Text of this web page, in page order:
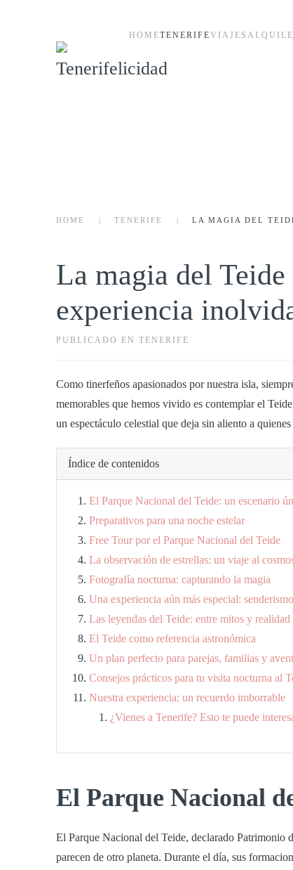
Skip to main content HOMETENERIFEVIAJES
HOME TENERIFE LA MAGIA DEL
La magia del
experiencia
PUBLICADO EN TENERIFE
Como tinerfeños apasionados por nuestra isla,
memorables que hemos vivido es contemplar el
un espectáculo celestial que deja sin aliento a
Índice de contenidos
El Parque Nacional del Teide: un escenario
Preparativos para una noche estelar
Free Tour por el Parque Nacional del Teide
La observación de estrellas: un viaje al
Fotografía nocturna: capturando la magia
Una experiencia aún más especial:
Las leyendas del Teide: entre mitos y realidad
El Teide como referencia astronómica
Un plan perfecto para parejas, familias y
Consejos prácticos para tu visita nocturna al
Nuestra experiencia: un recuerdo imborrable
¿Vienes a Tenerife? Esto te puede
El Parque Nacional
El Parque Nacional del Teide, declarado Patrimonio
parecen de otro planeta. Durante el día, sus